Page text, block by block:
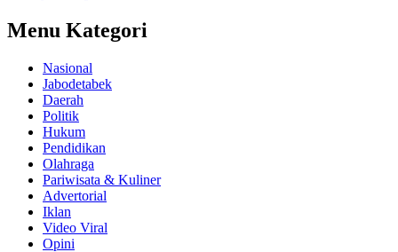
Menu Kategori
Nasional
Jabodetabek
Daerah
Politik
Hukum
Pendidikan
Olahraga
Pariwisata & Kuliner
Advertorial
Iklan
Video Viral
Opini